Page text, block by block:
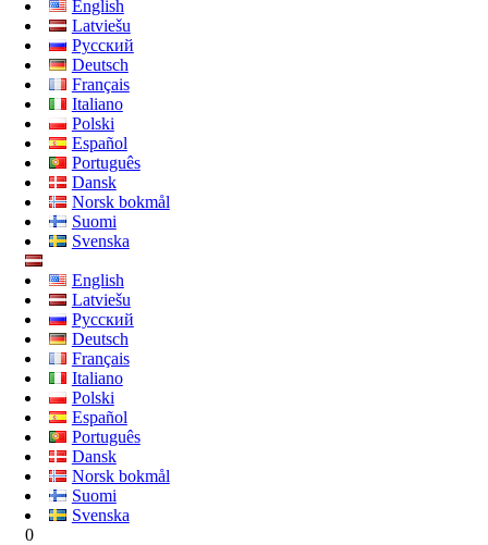
English
Latviešu
Русский
Deutsch
Français
Italiano
Polski
Español
Português
Dansk
Norsk bokmål
Suomi
Svenska
English
Latviešu
Русский
Deutsch
Français
Italiano
Polski
Español
Português
Dansk
Norsk bokmål
Suomi
Svenska
0